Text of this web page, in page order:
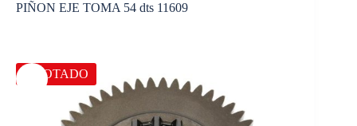
PIÑON EJE TOMA 54 dts 11609
AGOTADO